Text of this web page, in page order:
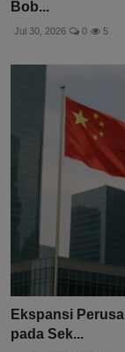
Bob...
Jul 30, 2026 0 5
Ekspansi
pada Sek...